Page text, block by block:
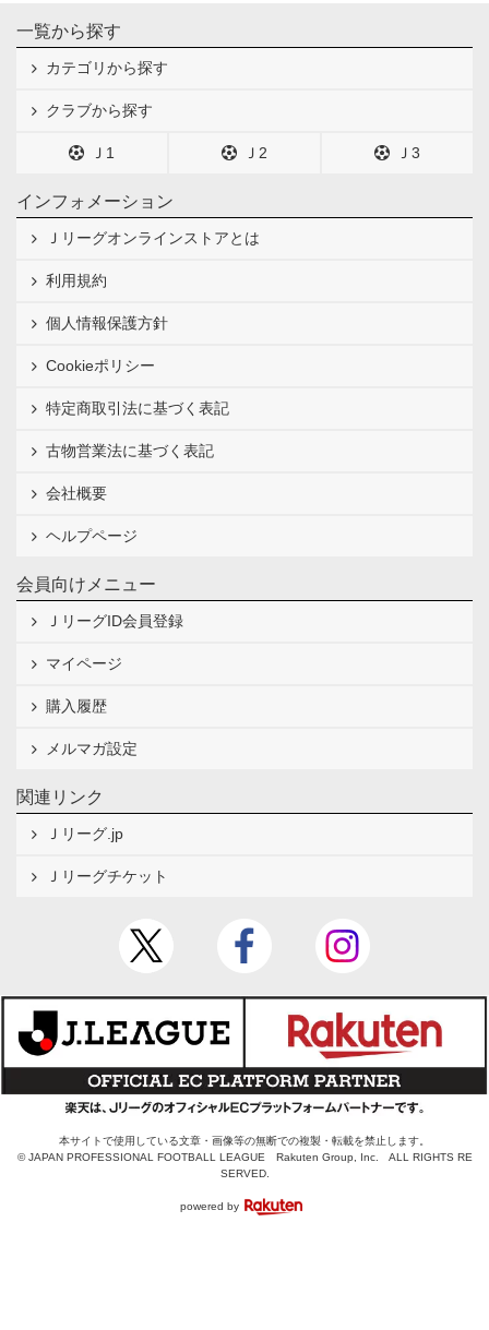
一覧から探す
カテゴリから探す
クラブから探す
Ｊ1 Ｊ2 Ｊ3
インフォメーション
Ｊリーグオンラインストアとは
利用規約
個人情報保護方針
Cookieポリシー
特定商取引法に基づく表記
古物営業法に基づく表記
会社概要
ヘルプページ
会員向けメニュー
ＪリーグID会員登録
マイページ
購入履歴
メルマガ設定
関連リンク
Ｊリーグ.jp
Ｊリーグチケット
本サイトで使用している文章・画像等の無断での複製・転載を禁止します。
© JAPAN PROFESSIONAL FOOTBALL LEAGUE Rakuten Group, Inc. ALL RIGHTS RE
SERVED.
powered by